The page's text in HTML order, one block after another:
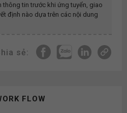
thông tin trước khi ứng tuyển, giao
định nào dựa trên các nội dung
sẻ:
FLOW